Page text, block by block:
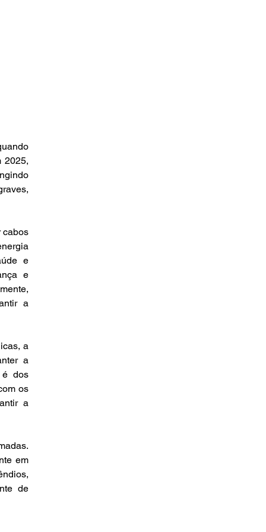
2025,
cabos
e
e
a
a
a
é dos
os
a
em
de